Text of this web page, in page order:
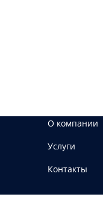
О компании
Услуги
Контакты